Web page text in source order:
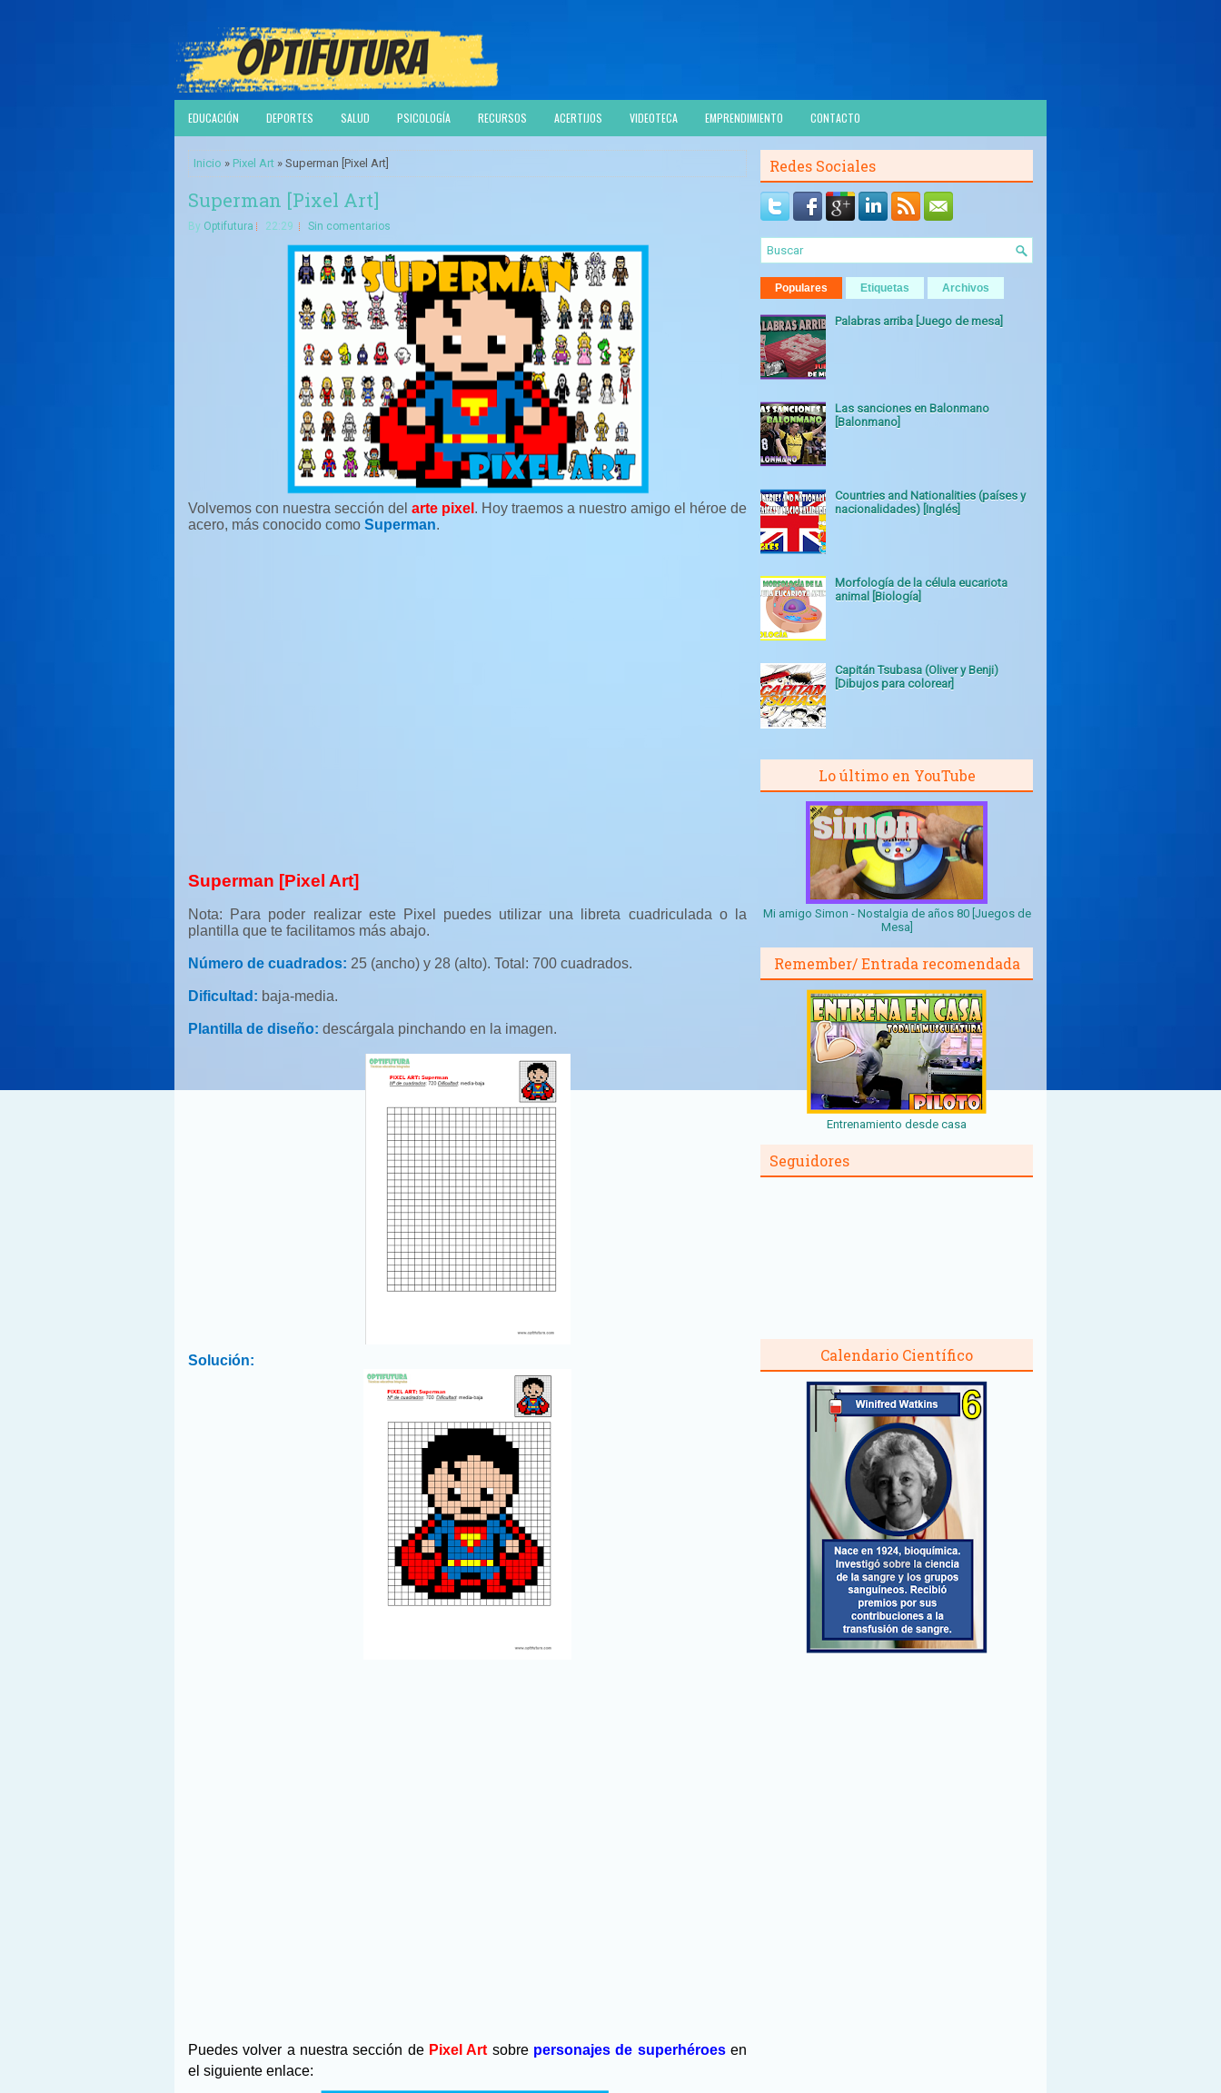
EDUCACIÓN DEPORTES SALUD PSICOLOGÍA RECURSOS ACERTIJOS VIDEOTECA EMPRENDIMIENTO CONTACTO
Inicio » Pixel Art » Superman [Pixel Art]
Superman [Pixel Art]
By Optifutura 22:29 Sin comentarios
Volvemos con nuestra sección del arte pixel . Hoy traemos a nuestro amigo el héroe de
acero, más conocido como Superman.
Superman [Pixel Art]
Nota: Para poder realizar este Pixel puedes utilizar una libreta cuadriculada o la
plantilla que te facilitamos más abajo.
Número de cuadrados: 25 (ancho) y 28 (alto). Total: 700 cuadrados.
Dificultad: baja-media.
Plantilla de diseño: descárgala pinchando en la imagen.
Solución:
Puedes volver a nuestra sección de Pixel Art sobre personajes de superhéroes en
el siguiente enlace:
Redes Sociales
Populares Etiquetas Archivos
Palabras arriba [Juego de mesa]
Las sanciones en Balonmano
[Balonmano]
Countries and Nationalities (países y
nacionalidades) [Inglés]
Morfología de la célula eucariota
animal [Biología]
Capitán Tsubasa (Oliver y Benji)
[Dibujos para colorear]
Lo último en YouTube
Mi amigo Simon - Nostalgia de años 80 [Juegos de
Mesa]
Remember/ Entrada recomendada
Entrenamiento desde casa
Seguidores
Calendario Científico